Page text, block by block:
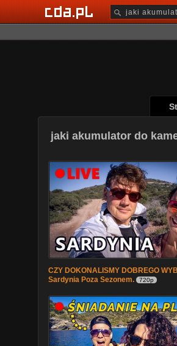
jaki akumulator do
CZY DOKONALISMY DOBREGO
Sardynia Poza Sezonem.
720p